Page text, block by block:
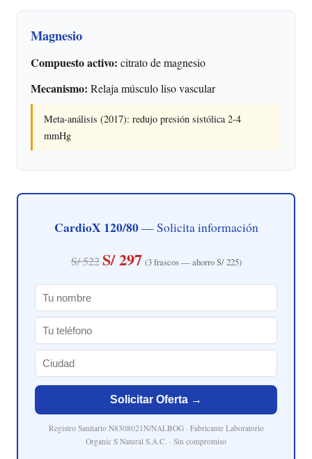
Magnesio
Compuesto activo: citrato de magnesio
Mecanismo: Relaja músculo liso vascular
Meta-análisis (2017): redujo presión sistólica 2-4
mmHg
CardioX 120/80— Solicita información
S/ 522 S/ 297 (3 frascos — ahorro S/ 225)
Solicitar Oferta →
Registro Sanitario N8308021N/NALBOG · Fabricante Laboratorio
Organic S Natural S.A.C. · Sin compromiso